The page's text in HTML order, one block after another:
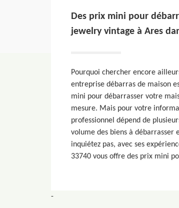
Des prix mini pour
jewelry vintage à Ares
Pourquoi chercher encore
entreprise débarras de maison
mini pour débarrasser votre
mesure. Mais pour votre
professionnel dépend de
volume des biens à débarrasser
inquiétez pas, avec ses
33740 vous offre des prix mini
-